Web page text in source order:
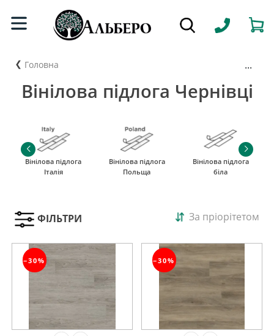
Головна ...
Вінілова підлога Чернівці
Вінілова підлога
Італія
Вінілова підлога
Польща
Вінілова підлога
біла
ФІЛЬТРИ За пріорітетом
−30% −30%